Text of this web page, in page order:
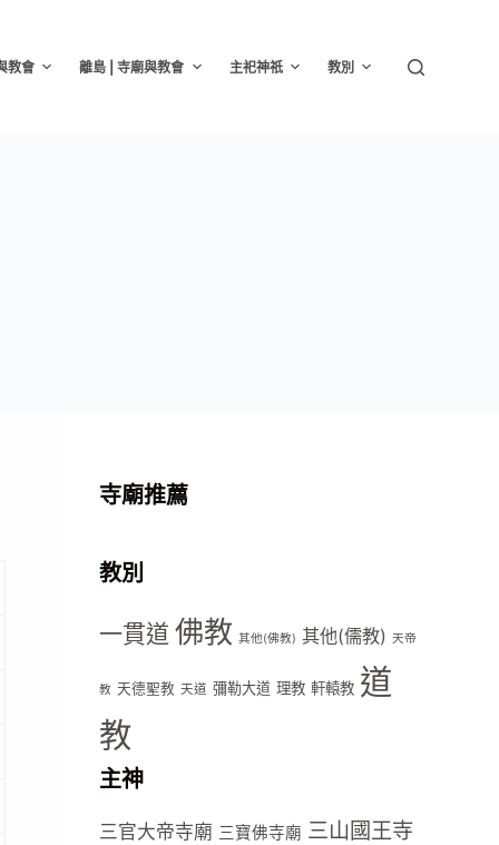
教會 離島 | 寺廟與教會 主祀神祇 教別
寺廟推薦
教別
一貫道 佛教 其他(佛教) 其他(儒教) 天帝
教 天德聖教 天道 彌勒大道 理教 軒轅教 道
教
主神
三官大帝寺廟 三寶佛寺廟 三山國王寺